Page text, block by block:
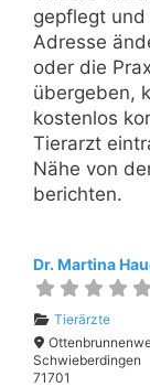
gepflegt
Adresse
oder die
übergeben,
kostenlos
Tierarzt
Nähe von
berichten.
Tierärzte
Schwieberdingen
71701